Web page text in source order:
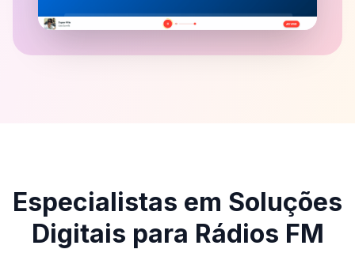
Especialistas em Soluções
Digitais para Rádios FM